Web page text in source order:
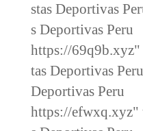
stas Deportivas
s Deportivas
https://69q9b.xyz"
tas Deportivas
Deportivas Peru
https://efwxq.xyz"